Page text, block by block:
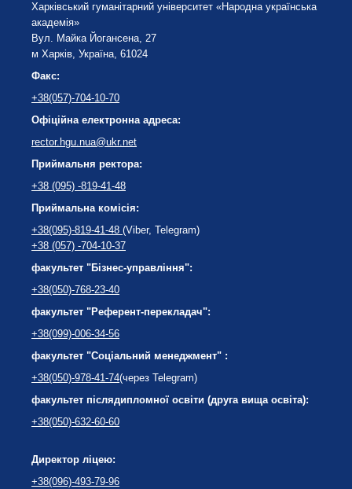
Харківський гуманітарний університет «Народна українська
академія»
Вул. Майка Йогансена, 27
м Харків, Україна, 61024
Факс:
+38(057)-704-10-70
Офіційна електронна адреса:
rector.hgu.nua@ukr.net
Приймальня ректора:
+38 (095) -819-41-48
Приймальна комісія:
+38(095)-819-41-48 (Viber, Telegram)
+38 (057) -704-10-37
факультет "Бізнес-управління":
+38(050)-768-23-40
факультет "Референт-перекладач":
+38(099)-006-34-56
факультет "Соціальний менеджмент" :
+38(050)-978-41-74(через Telegram)
факультет післядипломної освіти (друга вища освіта):
+38(050)-632-60-60
Директор ліцею:
+38(096)-493-79-96